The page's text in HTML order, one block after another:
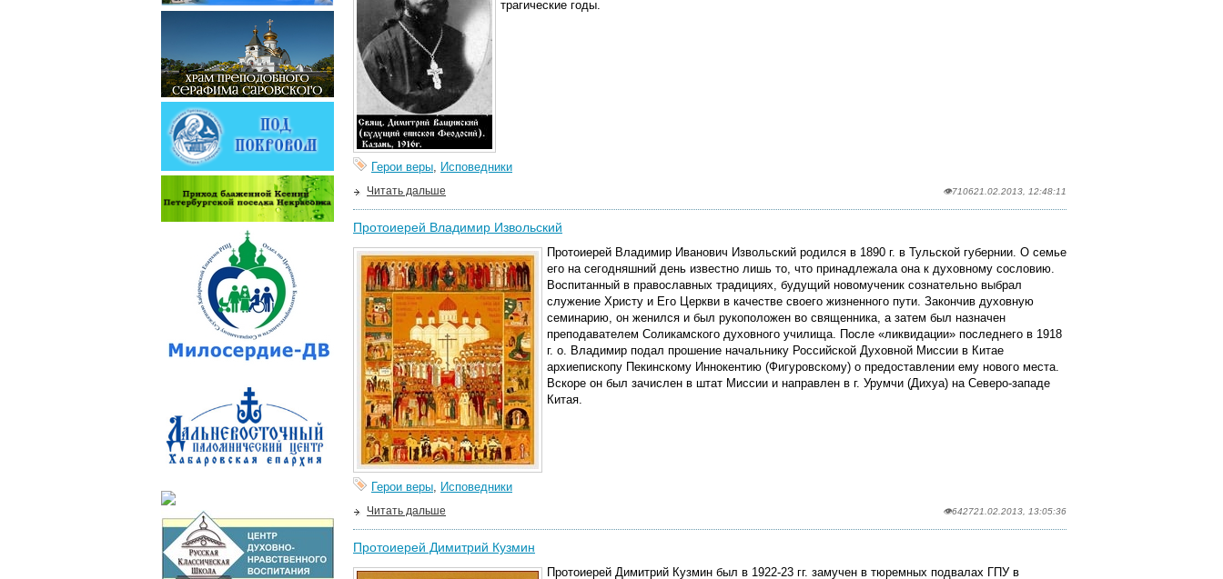
трагические годы.
Герои веры, Исповедники
👁710621.02.2013, 12:48:11
Читать дальше
Протоиерей Владимир Извольский
Протоиерей Владимир Иванович Извольский родился в 1890 г. в Тульской губернии. О семье
его на сегодняшний день известно лишь то, что принадлежала она к духовному сословию.
Воспитанный в православных традициях, будущий новомученик сознательно выбрал
служение Христу и Его Церкви в качестве своего жизненного пути. Закончив духовную
семинарию, он женился и был рукоположен во священника, а затем был назначен
преподавателем Соликамского духовного училища. После «ликвидации» последнего в 1918
г. о. Владимир подал прошение начальнику Российской Духовной Миссии в Китае
архиепископу Пекинскому Иннокентию (Фигуровскому) о предоставлении ему нового места.
Вскоре он был зачислен в штат Миссии и направлен в г. Урумчи (Дихуа) на Северо-западе
Китая.
Герои веры, Исповедники
👁642721.02.2013, 13:05:36
Читать дальше
Протоиерей Димитрий Кузмин
Протоиерей Димитрий Кузмин был в 1922-23 гг. замучен в тюремных подвалах ГПУ в